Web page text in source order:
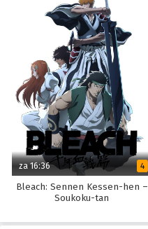
za 16:36 4
Bleach: Sennen Kessen-hen –
Soukoku-tan